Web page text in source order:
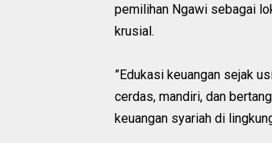
pemilihan Ngawi sebagai
krusial.
”Edukasi keuangan sejak
cerdas, mandiri, dan
keuangan syariah di